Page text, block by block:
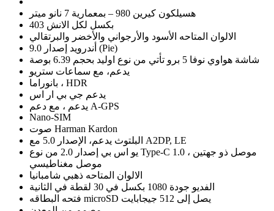
هسيلكون كيرين 980 – بمعمارية 7 نانو ميتر
403 بكسل لكل الانش
الالوان المتاحه الأسود والأرجواني والأخضر والبرتقالي
أندرويد إصدار 9.0 (Pie)
شاشة هواوي نوفا 5 برو تأتي من نوع اوليد بحجم 6.39 بوصة
يدعم، مع سماعات ستريو
بانوراما ، HDR
يدعم جي بي ار اس
يدعم ، مع دعم A-GPS
Nano-SIM
صوت Harman Kardon
البلتوث يدعم، الإصدار 5.0 مع A2DP, LE
يو اس بي إصدار 2.0 من نوع Type-C 1.0 موصل ذو جهتين ،
موصل مغناطيسي
الالوان المتاحه ذهبي شامبانيا
الفديو جودة 1080 بكسل في 30 لقطة في الثانية
فتحه البطاقه microSD يصل إلى 512 جيجابايت